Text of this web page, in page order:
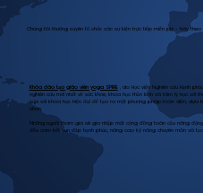
Chúng tôi thường xuyên tổ chức các sự kiện trực tiếp miễn phí - hãy
Khóa đào tạo giáo viên yoga SPIRE, do Học viện Nghiên cứu Hạnh
nghiên cứu mới nhất về sức khỏe, khoa học thần kinh và tâm lý học
xưa với khoa học hiện đại để tạo ra một phương pháp toàn diện, dựa
nhân.
Những người tham gia sẽ gia nhập một cộng đồng toàn cầu năng
đều cam kết vun đắp hạnh phúc, nâng cao kỹ năng chuyên môn và